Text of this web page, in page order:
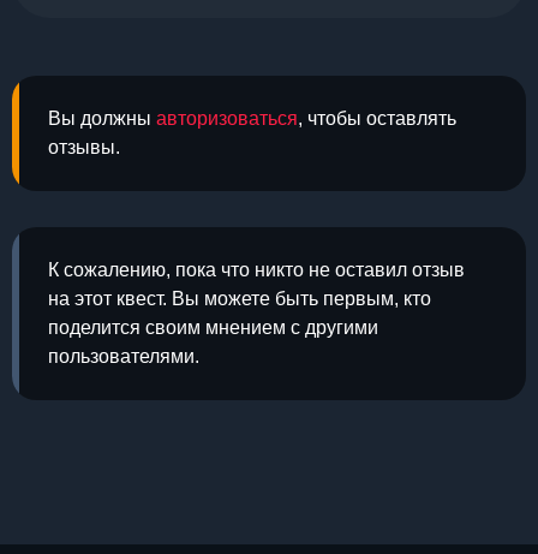
Вы должны авторизоваться, чтобы оставлять
отзывы.
К сожалению, пока что никто не оставил отзыв
на этот квест. Вы можете быть первым, кто
поделится своим мнением с другими
пользователями.